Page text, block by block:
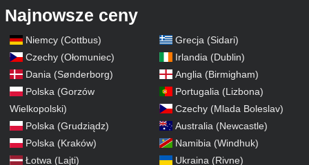
Najnowsze ceny
Niemcy (Cottbus)
Czechy (Ołomuniec)
Dania (Sønderborg)
Polska (Gorzów
Wielkopolski)
Polska (Grudziądz)
Polska (Kraków)
Łotwa (Lajti)
Grecja (Sidari)
Irlandia (Dublin)
Anglia (Birmigham)
Portugalia (Lizbona)
Czechy (Mlada Boleslav)
Australia (Newcastle)
Namibia (Windhuk)
Ukraina (Rivne)